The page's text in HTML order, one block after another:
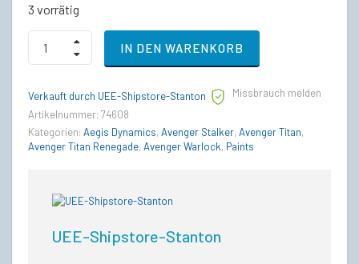
3 vorrätig
Avenger
Skullcrusher
quantity
IN DEN WARENKORB
Verkauft durch UEE-Shipstore-Stanton
Missbrauch melden
Artikelnummer: 74608
Kategorien: Aegis Dynamics, Avenger Stalker, Avenger Titan,
Avenger Titan Renegade, Avenger Warlock, Paints
UEE-Shipstore-Stanton